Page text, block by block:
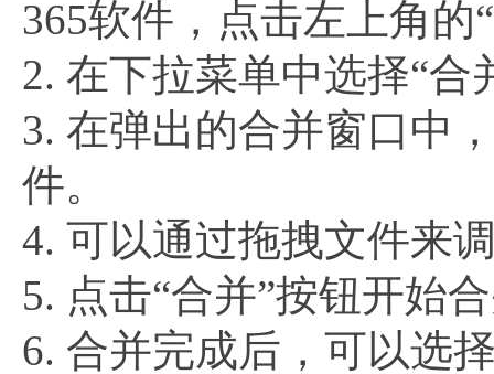
365软件，点击左上角的
2. 在下拉菜单中选择“合
3. 在弹出的合并窗口中
件。
4. 可以通过拖拽文件来
5. 点击“合并”按钮开始
6. 合并完成后，可以选